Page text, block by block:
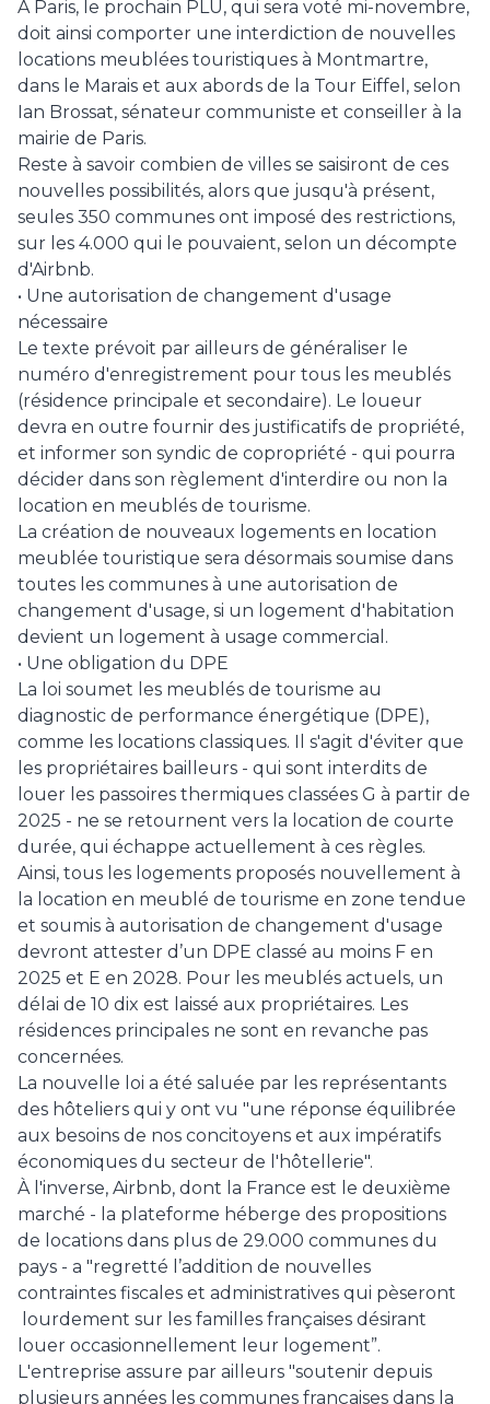
A Paris, le prochain PLU, qui sera voté mi-novembre,
doit ainsi comporter une interdiction de nouvelles
locations meublées touristiques à Montmartre,
dans le Marais et aux abords de la Tour Eiffel, selon
Ian Brossat, sénateur communiste et conseiller à la
mairie de Paris.
Reste à savoir combien de villes se saisiront de ces
nouvelles possibilités, alors que jusqu'à présent,
seules 350 communes ont imposé des restrictions,
sur les 4.000 qui le pouvaient, selon un décompte
d'Airbnb.
• Une autorisation de changement d'usage
nécessaire
Le texte prévoit par ailleurs de généraliser le
numéro d'enregistrement pour tous les meublés
(résidence principale et secondaire). Le loueur
devra en outre fournir des justificatifs de propriété,
et informer son syndic de copropriété - qui pourra
décider dans son règlement d'interdire ou non la
location en meublés de tourisme.
La création de nouveaux logements en location
meublée touristique sera désormais soumise dans
toutes les communes à une autorisation de
changement d'usage, si un logement d'habitation
devient un logement à usage commercial.
• Une obligation du DPE
La loi soumet les meublés de tourisme au
diagnostic de performance énergétique (DPE),
comme les locations classiques. Il s'agit d'éviter que
les propriétaires bailleurs - qui sont interdits de
louer les passoires thermiques classées G à partir de
2025 - ne se retournent vers la location de courte
durée, qui échappe actuellement à ces règles.
Ainsi, tous les logements proposés nouvellement à
la location en meublé de tourisme en zone tendue
et soumis à autorisation de changement d'usage
devront attester d’un DPE classé au moins F en
2025 et E en 2028. Pour les meublés actuels, un
délai de 10 dix est laissé aux propriétaires. Les
résidences principales ne sont en revanche pas
concernées.
La nouvelle loi a été saluée par les représentants
des hôteliers qui y ont vu "une réponse équilibrée
aux besoins de nos concitoyens et aux impératifs
économiques du secteur de l'hôtellerie".
À l'inverse, Airbnb, dont la France est le deuxième
marché - la plateforme héberge des propositions
de locations dans plus de 29.000 communes du
pays - a "regretté l’addition de nouvelles
contraintes fiscales et administratives qui pèseront
lourdement sur les familles françaises désirant
louer occasionnellement leur logement”.
L'entreprise assure par ailleurs "soutenir depuis
plusieurs années les communes françaises dans la